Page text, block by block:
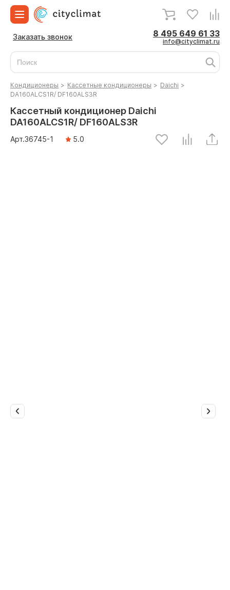
Заказать звонок 8 495 649 61 33
info@cityclimat.ru
Кондиционеры > Кассетные кондиционеры > Daichi >
DA160ALCS1R/ DF160ALS3R
Кассетный кондиционер Daichi
DA160ALCS1R/ DF160ALS3R
Арт.36745-1 5.0